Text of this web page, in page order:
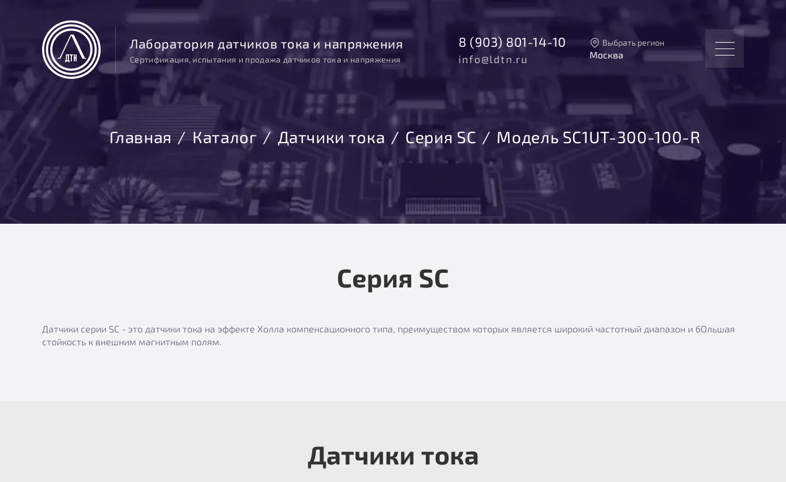
Лаборатория датчиков тока и напряжения
Сертификация, испытания и продажа датчиков тока и напряжения
8 (903) 801-14-10
info@ldtn.ru
Выбрать регион
Москва
Екатеринбург
Главная Каталог Датчики тока Серия SC Модель SC1UT-300-100-R
Серия SC
Датчики серии SC - это датчики тока на эффекте Холла компенсационного типа, преимуществом которых является широкий частотный диапазон и бОльшая
стойкость к внешним магнитным полям.
Датчики тока